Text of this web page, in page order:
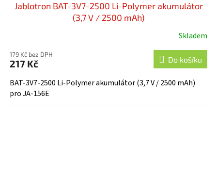
Jablotron BAT-3V7-2500 Li-Polymer akumulátor
(3,7 V / 2500 mAh)
produktu
je
5,0
z
5
Skladem
179 Kč bez DPH
217 Kč Do košíku
BAT-3V7-2500 Li-Polymer akumulátor (3,7 V / 2500 mAh)
pro JA-156E